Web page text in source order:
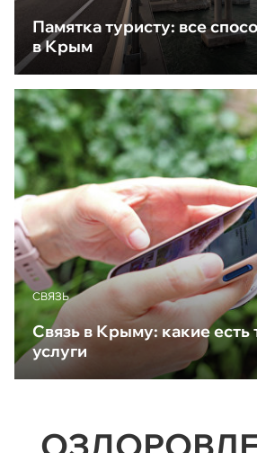
Памятка туристу: все
в Крым
CВЯЗЬ
Связь в Крыму: какие
услуги